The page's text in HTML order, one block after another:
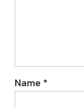
Name *